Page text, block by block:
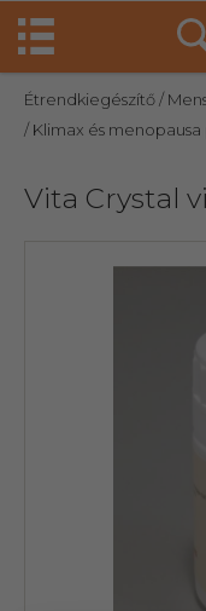
Étrendkiegészítő/
/ Klimax és
Vita Crystal